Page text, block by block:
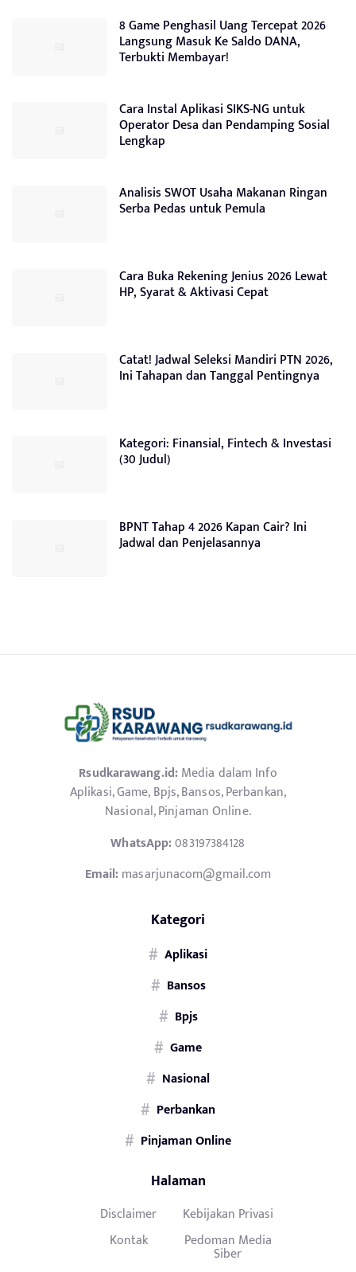
8 Game Penghasil Uang Tercepat 2026
Langsung Masuk Ke Saldo DANA,
Terbukti Membayar!
Cara Instal Aplikasi SIKS-NG untuk
Operator Desa dan Pendamping Sosial
Lengkap
Analisis SWOT Usaha Makanan Ringan
Serba Pedas untuk Pemula
Cara Buka Rekening Jenius 2026 Lewat
HP, Syarat & Aktivasi Cepat
Catat! Jadwal Seleksi Mandiri PTN 2026,
Ini Tahapan dan Tanggal Pentingnya
Kategori: Finansial, Fintech & Investasi
(30 Judul)
BPNT Tahap 4 2026 Kapan Cair? Ini
Jadwal dan Penjelasannya
Rsudkarawang.id:Media dalam Info
Aplikasi, Game, Bpjs, Bansos, Perbankan,
Nasional, Pinjaman Online.
WhatsApp:083197384128
Email:masarjunacom@gmail.com
Kategori
Aplikasi
Bansos
Bpjs
Game
Nasional
Perbankan
Pinjaman Online
Halaman
Disclaimer
Kebijakan Privasi
Kontak
Pedoman Media
Siber